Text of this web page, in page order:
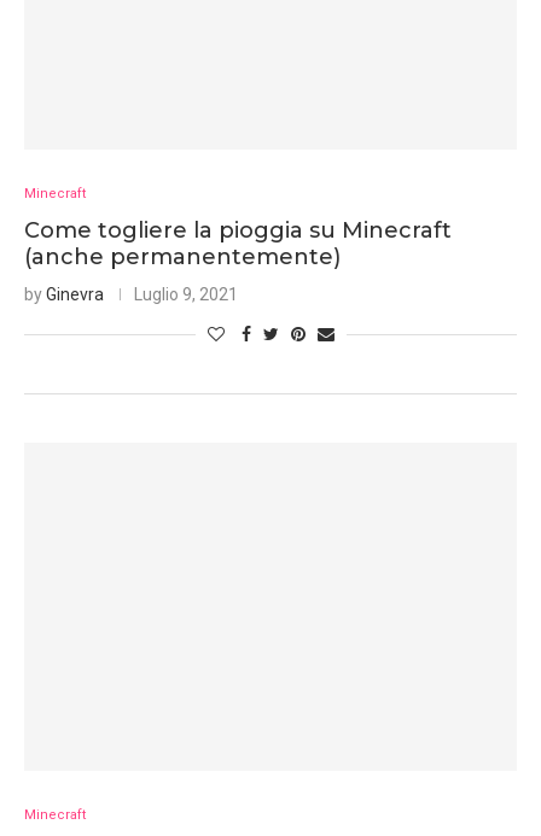
Minecraft
Come togliere la pioggia su Minecraft
(anche permanentemente)
byGinevra Luglio 9, 2021
Minecraft